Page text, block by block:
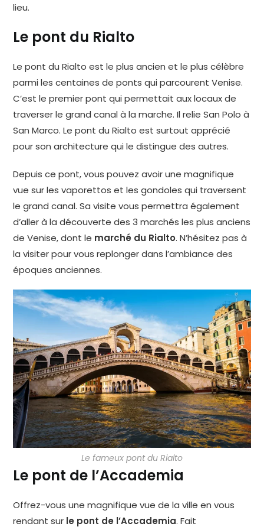
lieu.
Le pont du Rialto
Le pont du Rialto est le plus ancien et le plus célèbre
parmi les centaines de ponts qui parcourent Venise.
C’est le premier pont qui permettait aux locaux de
traverser le grand canal à la marche. Il relie San Polo à
San Marco. Le pont du Rialto est surtout apprécié
pour son architecture qui le distingue des autres.
Depuis ce pont, vous pouvez avoir une magnifique
vue sur les vaporettos et les gondoles qui traversent
le grand canal. Sa visite vous permettra également
d’aller à la découverte des 3 marchés les plus anciens
de Venise, dont le marché du Rialto. N’hésitez pas à
la visiter pour vous replonger dans l’ambiance des
époques anciennes.
Le fameux pont du Rialto
Le pont de l’Accademia
Offrez-vous une magnifique vue de la ville en vous
rendant sur le pont de l’Accademia. Fait